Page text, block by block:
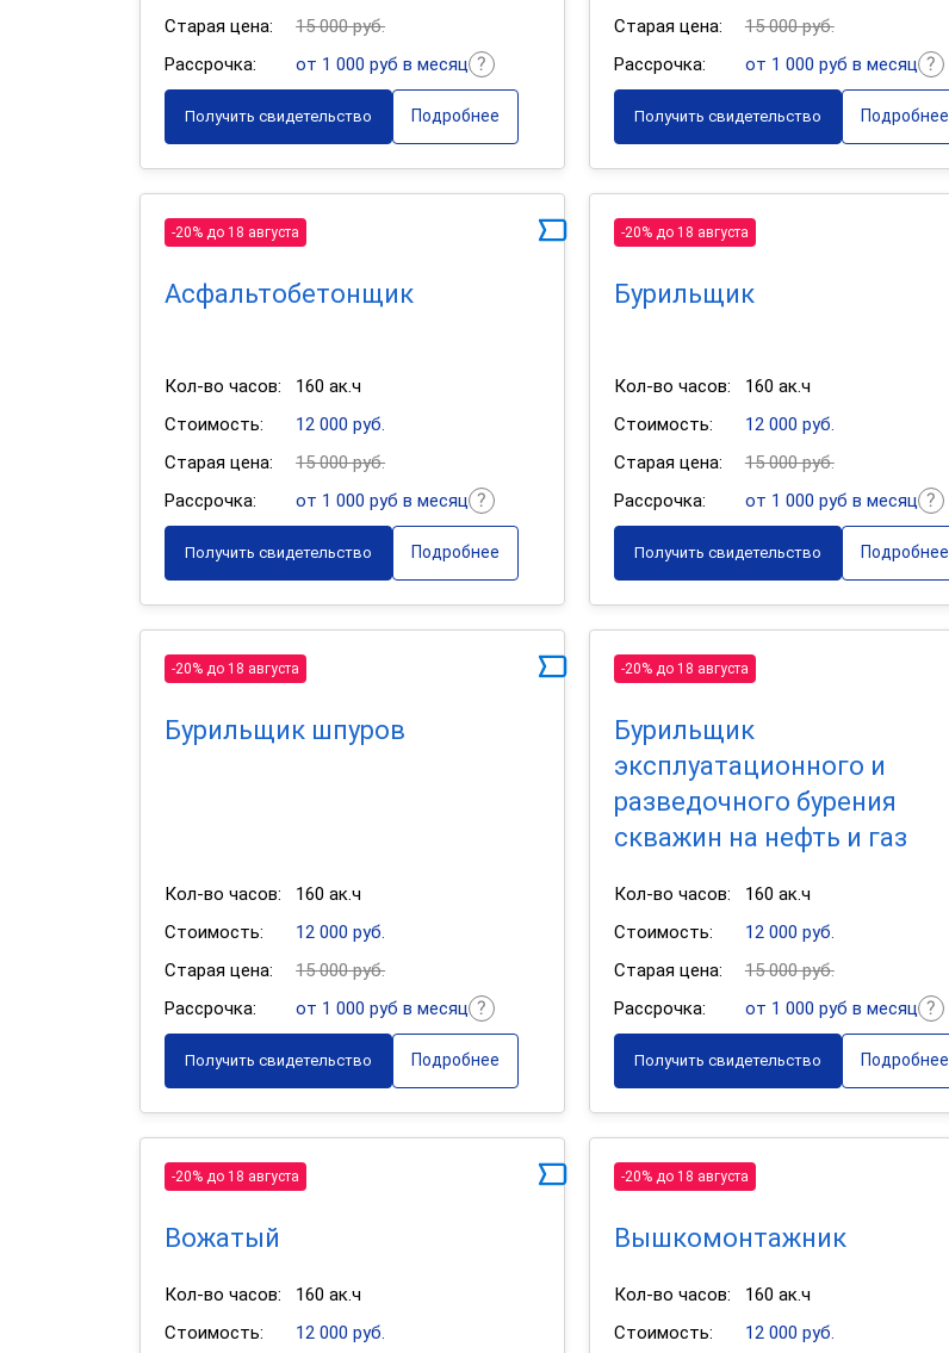
Старая цена:
15 000 руб.
Рассрочка:
от 1 000 руб в месяц
Получить свидетельство Подробнее
Старая цена:
15 000 руб.
Рассрочка:
от 1 000 руб в месяц
Получить свидетельство Подробнее
-20% до 18 августа
Асфальтобетонщик
Кол-во часов:
160 ак.ч
Стоимость:
12 000 руб.
Старая цена:
15 000 руб.
Рассрочка:
от 1 000 руб в месяц
Получить свидетельство Подробнее
-20% до 18 августа
Бурильщик
Кол-во часов:
160 ак.ч
Стоимость:
12 000 руб.
Старая цена:
15 000 руб.
Рассрочка:
от 1 000 руб в месяц
Получить свидетельство Подробнее
-20% до 18 августа
Бурильщик шпуров
Кол-во часов:
160 ак.ч
Стоимость:
12 000 руб.
Старая цена:
15 000 руб.
Рассрочка:
от 1 000 руб в месяц
Получить свидетельство Подробнее
-20% до 18 августа
Бурильщик
эксплуатационного и
разведочного бурения
скважин на нефть и газ
Кол-во часов:
160 ак.ч
Стоимость:
12 000 руб.
Старая цена:
15 000 руб.
Рассрочка:
от 1 000 руб в месяц
Получить свидетельство Подробнее
-20% до 18 августа
Вожатый
Кол-во часов:
160 ак.ч
Стоимость:
12 000 руб.
-20% до 18 августа
Вышкомонтажник
Кол-во часов:
160 ак.ч
Стоимость:
12 000 руб.